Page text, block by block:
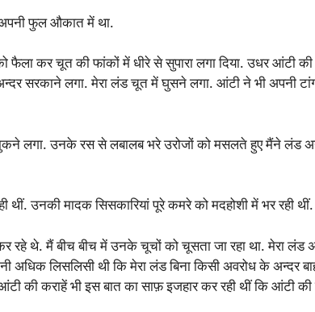
अपनी फुल औकात में था.
फैला कर चूत की फांकों में धीरे से सुपारा लगा दिया. उधर आंटी
सरकाने लगा. मेरा लंड चूत में घुसने लगा. आंटी ने भी अपनी
लगा. उनके रस से लबालब भरे उरोजों को मसलते हुए मैंने लंड
उनकी मादक सिसकारियां पूरे कमरे को मदहोशी में भर रही थीं.
रहे थे. मैं बीच बीच में उनके चूचों को चूसता जा रहा था. मेरा
अधिक लिसलिसी थी कि मेरा लंड बिना किसी अवरोध के अन्दर
की कराहें भी इस बात का साफ़ इजहार कर रही थीं कि आंटी